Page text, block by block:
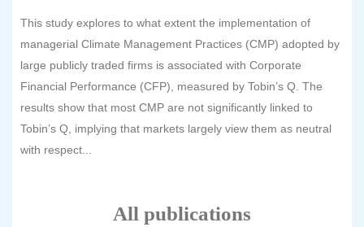
This study explores to what extent the implementation of
managerial Climate Management Practices (CMP) adopted by
large publicly traded firms is associated with Corporate
Financial Performance (CFP), measured by Tobin’s Q. The
results show that most CMP are not significantly linked to
Tobin’s Q, implying that markets largely view them as neutral
with respect...
All publications